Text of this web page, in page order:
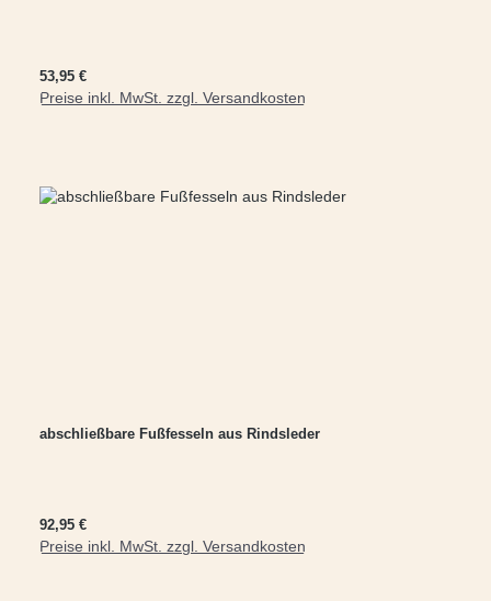
Regulärer Preis:
53,95 €
Preise inkl. MwSt. zzgl. Versandkosten
abschließbare Fußfesseln aus Rindsleder
Regulärer Preis:
92,95 €
Preise inkl. MwSt. zzgl. Versandkosten
In den Warenkorb